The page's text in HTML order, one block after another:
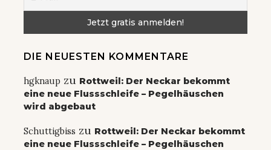
DIE NEUESTEN KOMMENTARE
hgknaup zu Rottweil: Der Neckar bekommt
eine neue Flussschleife – Pegelhäuschen
wird abgebaut
Schuttigbiss zu Rottweil: Der Neckar bekommt
eine neue Flussschleife – Pegelhäuschen